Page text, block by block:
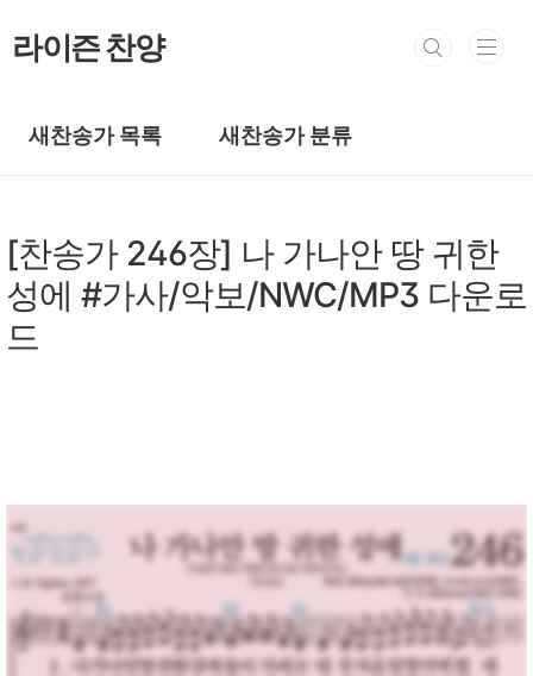
라이즌 찬양
새찬송가 목록 새찬송가 분류
[찬송가 246장] 나 가나안 땅 귀한
성에 #가사/악보/NWC/MP3 다운로
드